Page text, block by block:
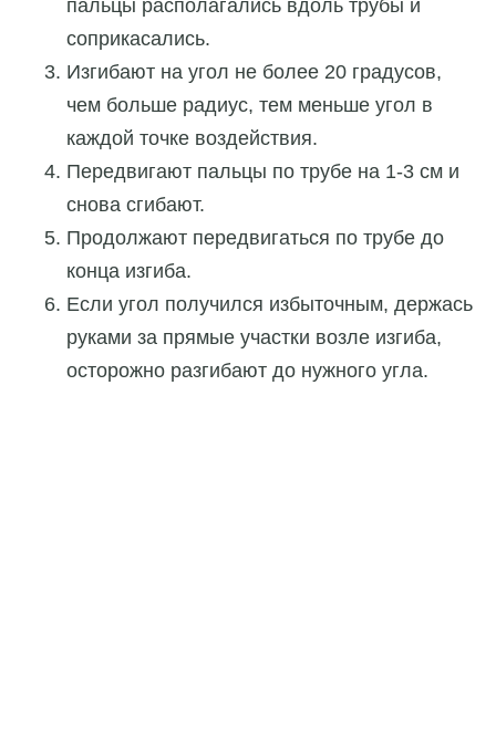
пальцы располагались вдоль трубы и
соприкасались.
Изгибают на угол не более 20 градусов,
чем больше радиус, тем меньше угол в
каждой точке воздействия.
Передвигают пальцы по трубе на 1-3 см и
снова сгибают.
Продолжают передвигаться по трубе до
конца изгиба.
Если угол получился избыточным, держась
руками за прямые участки возле изгиба,
осторожно разгибают до нужного угла.